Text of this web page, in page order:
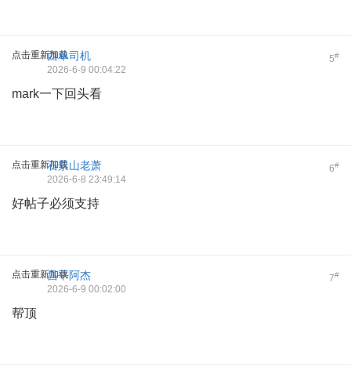
点击重新加载 5#
西单司机
2026-6-9 00:04:22
mark一下回头看
点击重新加载 6#
石景山老萧
2026-6-8 23:49:14
好帖子必须支持
点击重新加载 7#
昌平阿杰
2026-6-9 00:02:00
帮顶